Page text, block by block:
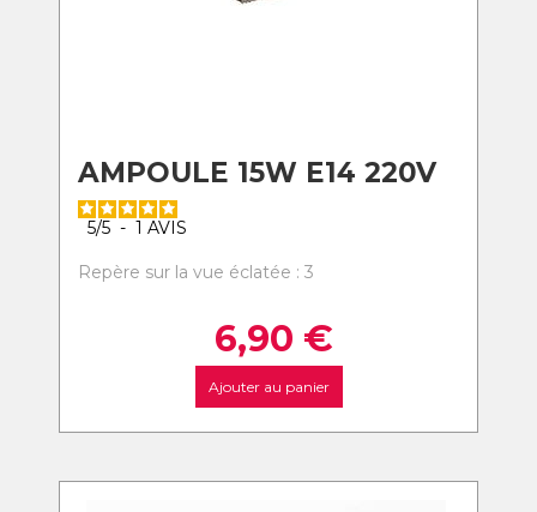
AMPOULE 15W E14 220V
5/5 - 1 AVIS
Repère sur la vue éclatée : 3
6,90 €
Ajouter au panier